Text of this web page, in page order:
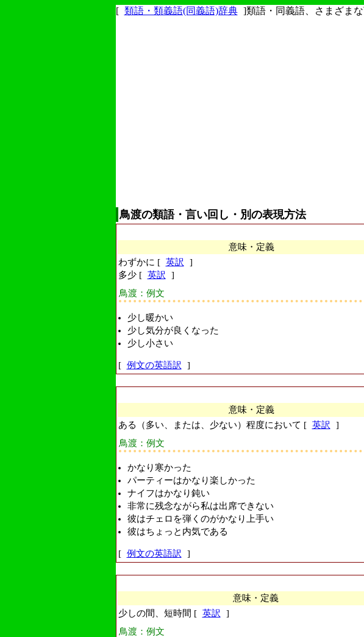
[ 類語・類義語(同義語)辞典 ]類語・同義語、さまざま
鳥渡の類語・言い回し・別の表現方法
意味・定義
わずかに [ 英訳
]
多少 [ 英訳
]
鳥渡：例文
少し暖かい
少し気分が良くなった
少し小さい
[ 例文の英語訳 ]
意味・定義
ある（多い、または、少ない）程度において [ 英訳
]
鳥渡：例文
かなり寒かった
パーティーはかなり楽しかった
ナイフはかなり鈍い
非常に残念ながら私は出席できない
彼はチェロを弾くのがかなり上手い
彼はちょっと内気である
[ 例文の英語訳 ]
意味・定義
少しの間、短時間 [ 英訳
]
鳥渡：例文